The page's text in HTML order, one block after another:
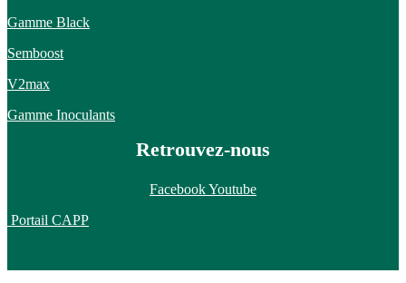
Gamme Black
Semboost
V2max
Gamme Inoculants
Retrouvez-nous
FacebookYoutube
Portail CAPP